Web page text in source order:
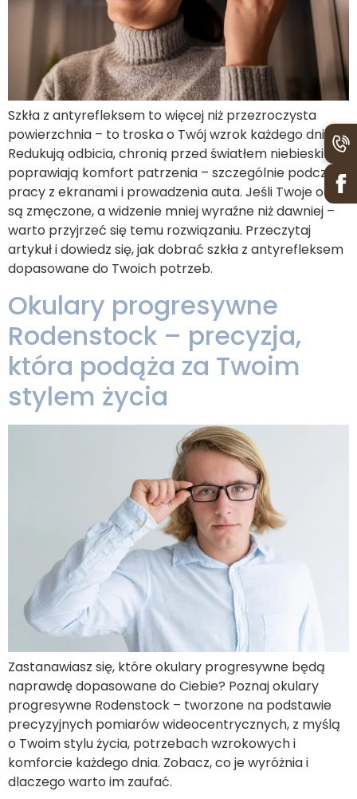
Szkła z antyrefleksem to więcej niż przezroczysta
powierzchnia – to troska o Twój wzrok każdego dnia.
Redukują odbicia, chronią przed światłem niebieskim i
poprawiają komfort patrzenia – szczególnie podczas
pracy z ekranami i prowadzenia auta. Jeśli Twoje oczy
są zmęczone, a widzenie mniej wyraźne niż dawniej –
warto przyjrzeć się temu rozwiązaniu. Przeczytaj
artykuł i dowiedz się, jak dobrać szkła z antyrefleksem
dopasowane do Twoich potrzeb.
Okulary progresywne
Rodenstock – precyzja,
która podąża za Twoim
stylem życia
Zastanawiasz się, które okulary progresywne będą
naprawdę dopasowane do Ciebie? Poznaj okulary
progresywne Rodenstock – tworzone na podstawie
precyzyjnych pomiarów wideocentrycznych, z myślą
o Twoim stylu życia, potrzebach wzrokowych i
komforcie każdego dnia. Zobacz, co je wyróżnia i
dlaczego warto im zaufać.